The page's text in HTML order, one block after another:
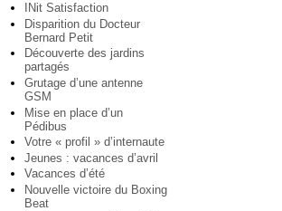
INit Satisfaction
Disparition du Docteur
Bernard Petit
Découverte des jardins
partagés
Grutage d’une antenne
GSM
Mise en place d’un
Pédibus
Votre « profil » d’internaute
Jeunes : vacances d’avril
Vacances d’été
Nouvelle victoire du Boxing
Beat